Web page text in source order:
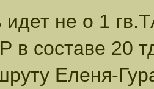
идет не о 1
в составе 20
Еленя-